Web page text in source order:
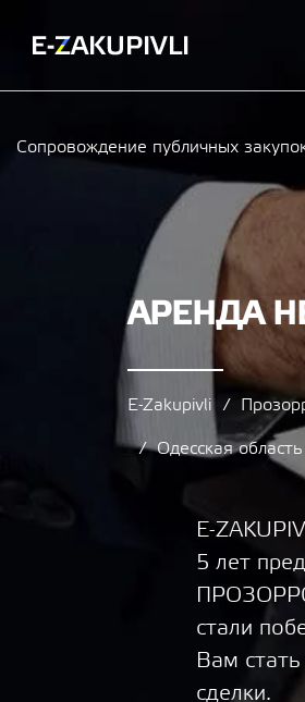
Сопровождение публичных
АРЕНДА
E-Zakupivli
Одесская область
E-
5 лет
стали
Вам
сделки.